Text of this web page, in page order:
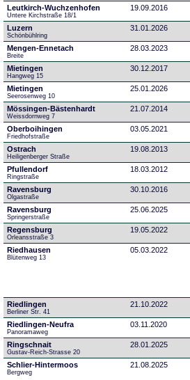
Leutkirch-Wuchzenhofen
Untere Kirchstraße 18/1
19.09.2016
Luzern
Schönbühlring
31.01.2026
Mengen-Ennetach
Breite
28.03.2023
Mietingen
Hangweg 15
30.12.2017
Mietingen
Seerosenweg 10
25.01.2026
Mössingen-Bästenhardt
Weissdornweg 7
21.07.2014
Oberboihingen
Friedhofstraße
03.05.2021
Ostrach
Heiligenberger Straße
19.08.2013
Pfullendorf
Ringstraße
18.03.2012
Ravensburg
Olgastraße
30.10.2016
Ravensburg
Springerstraße
25.06.2025
Regensburg
Orleansstraße 3
19.05.2022
Riedhausen
Blütenweg 13
05.03.2022
Riedlingen
Berliner Str. 41
21.10.2022
Riedlingen-Neufra
Panoramaweg
03.11.2020
Ringschnait
Gustav-Reich-Strasse 20
28.01.2025
Schlier-Hintermoos
Bergweg
21.08.2025